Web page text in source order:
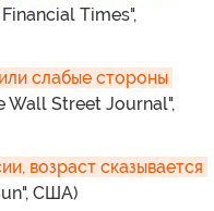
Times",
слабые стороны
Wall Street Journal",
возраст сказывается
США)